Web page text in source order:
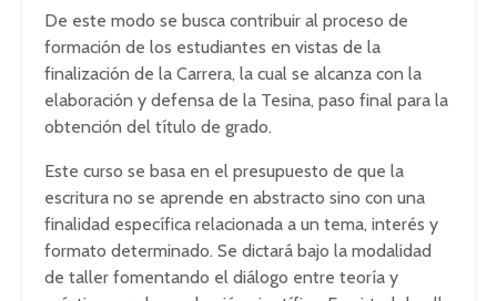
De este modo se busca contribuir al proceso de
formación de los estudiantes en vistas de la
finalización de la Carrera, la cual se alcanza con la
elaboración y defensa de la Tesina, paso final para la
obtención del título de grado.
Este curso se basa en el presupuesto de que la
escritura no se aprende en abstracto sino con una
finalidad específica relacionada a un tema, interés y
formato determinado. Se dictará bajo la modalidad
de taller fomentando el diálogo entre teoría y